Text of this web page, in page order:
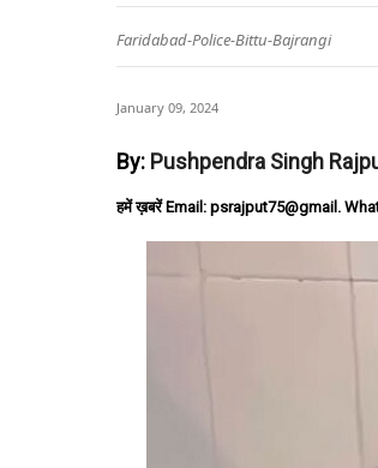
Faridabad-Police-Bittu-Bajrangi
January 09, 2024
By: Pushpendra Singh
हमें ख़बरें Email: psrajput75@gmail.